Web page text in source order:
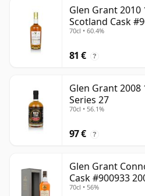
Glen Grant 2010
Scotland Cask
70cl • 60.4%
81 € ?
Glen Grant 2008
Series 27
70cl • 56.1%
97 € ?
Glen Grant
Cask #900933
70cl • 56%